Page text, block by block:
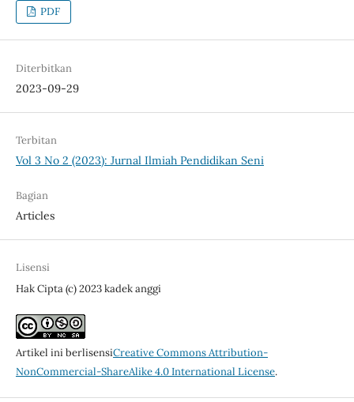
PDF
Diterbitkan
2023-09-29
Terbitan
Vol 3 No 2 (2023): Jurnal Ilmiah Pendidikan Seni
Bagian
Articles
Lisensi
Hak Cipta (c) 2023 kadek anggi
Artikel ini berlisensiCreative Commons Attribution-
NonCommercial-ShareAlike 4.0 International License.